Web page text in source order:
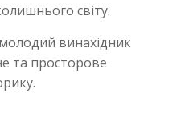
світу.
винахідник
та просторове